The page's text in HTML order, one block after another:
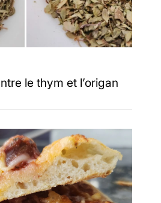
le thym et l’origan